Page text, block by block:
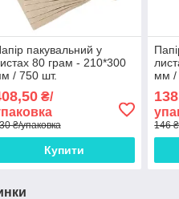
пакувальний у
80 грам - 210*300
/ 750 шт.
₴/
₴/упаковка
Купити
мм /
146